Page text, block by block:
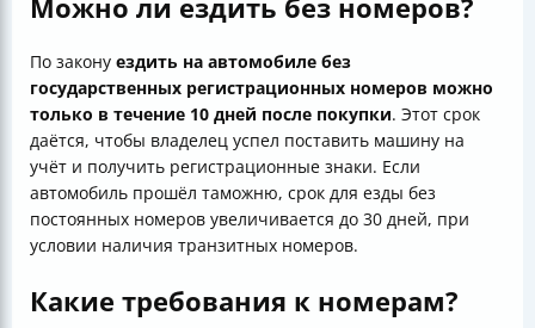
Можно ли ездить без номеров?
По закону ездить на автомобиле без
государственных регистрационных номеров можно
только в течение 10 дней после покупки. Этот срок
даётся, чтобы владелец успел поставить машину на
учёт и получить регистрационные знаки. Если
автомобиль прошёл таможню, срок для езды без
постоянных номеров увеличивается до 30 дней, при
условии наличия транзитных номеров.
Какие требования к номерам?